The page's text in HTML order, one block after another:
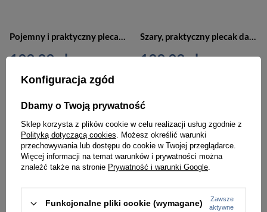
Pojemny i praktyczny plecak damski w jasnoróżowym kolorze zawieszony na regulowanych szelkach - Himawari
199,99 zł
Szary, praktyczny plecak damski zamykany suwakiem, jednokomorowy - Himawari
199,99 zł
Konfiguracja zgód
Dbamy o Twoją prywatność
Sklep korzysta z plików cookie w celu realizacji usług zgodnie z
Polityką dotyczącą cookies. Możesz określić warunki
przechowywania lub dostępu do cookie w Twojej przeglądarce.
Więcej informacji na temat warunków i prywatności można
znaleźć także na stronie Prywatność i warunki Google.
Funkcjonalne pliki cookie (wymagane)
Zawsze
aktywne